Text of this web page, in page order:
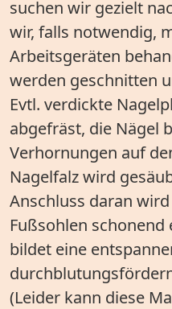
suchen wir gezielt
wir, falls notwendig,
Arbeitsgeräten
werden geschnitten
Evtl. verdickte
abgefräst, die Nägel
Verhornungen auf
Nagelfalz wird
Anschluss daran
Fußsohlen
bildet eine
(Leider kann diese